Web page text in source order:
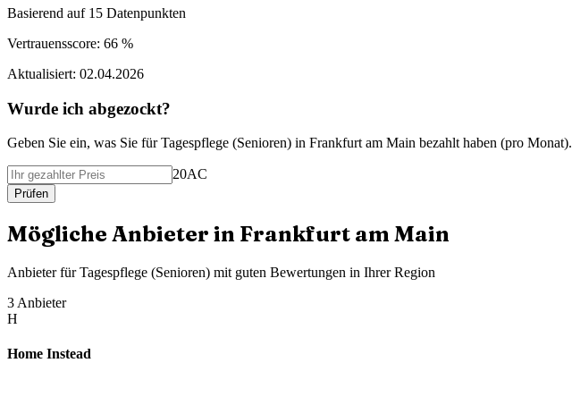
Basierend auf 15 Datenpunkten
Vertrauensscore: 66 %
Aktualisiert: 02.04.2026
Wurde ich abgezockt?
Geben Sie ein, was Sie fürTagespflege (Senioren) in Frankfurt am Main bezahlt haben (pro Monat).
20AC
Prüfen
Mögliche Anbieter in Frankfurt am Main
Anbieter fürTagespflege (Senioren) mit guten Bewertungen in Ihrer Region
3 Anbieter
H
Home Instead